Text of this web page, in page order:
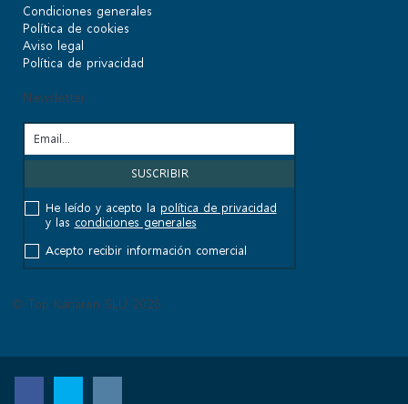
Condiciones generales
Política de cookies
Aviso legal
Política de privacidad
Newsletter
He leído y acepto la política de privacidad
y las condiciones generales
Acepto recibir información comercial
© Top Kanaren SLU 2026